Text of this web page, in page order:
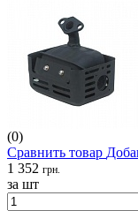
(0)
Сравнить товар
1 352 грн.
за шт